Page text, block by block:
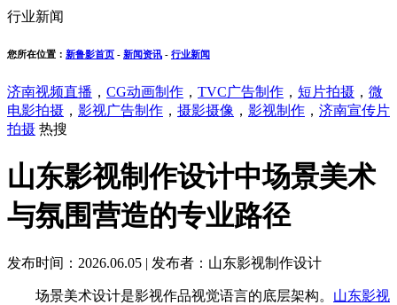
行业新闻
您所在位置： 新鲁影首页 - 新闻资讯 - 行业新闻
济南视频直播 ， CG动画制作 ， TVC广告制作 ， 短片拍摄 ， 微
电影拍摄 ， 影视广告制作 ， 摄影摄像 ， 影视制作 ， 济南宣传片
拍摄 热搜
山东影视制作设计中场景美术
与氛围营造的专业路径
发布时间：2026.06.05 | 发布者：山东影视制作设计
场景美术设计是影视作品视觉语言的底层架构。 山东影视